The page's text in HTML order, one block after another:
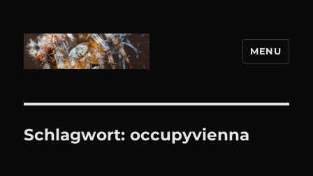
MENU
Schlagwort:occupyvienna